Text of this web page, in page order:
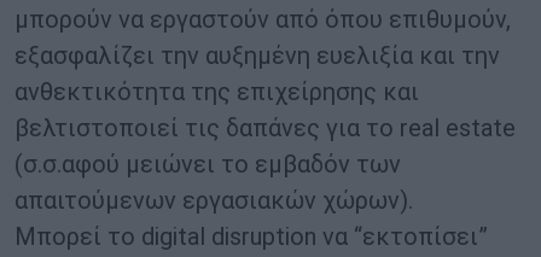
μπορούν να εργαστούν από όπου επιθυμούν,
εξασφαλίζει την αυξημένη ευελιξία και την
ανθεκτικότητα της επιχείρησης και
βελτιστοποιεί τις δαπάνες για το real estate
(σ.σ.αφού μειώνει το εμβαδόν των
απαιτούμενων εργασιακών χώρων).
Μπορεί το digital disruption να “εκτοπίσει”